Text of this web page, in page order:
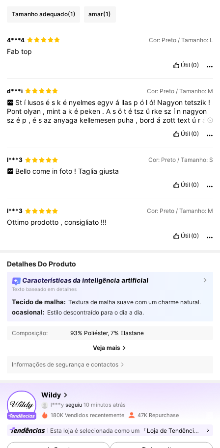
Tamanho adequado(1) amar(1)
4***4 Cor: Preto / Tamanho: L
Fabtop
Útil (0)
d***i Cor: Preto / Tamanho: M
St í lusos é s k é nyelmes egyv á llas p ó l ó! Nagyon tetszik !
Pontolyan , minta ké peken .Asötétsz ü rkesz í n nagyon
szé p ,ésazanyaga kellemesen puha , bordá zotttext ú r áj
egyv
dekorat
gombok–ezekigazánkülönlegesséteszikeztazegyszer
alapdarabot .
az
alakhoz .Am átranajá nlom
mindenkinek!
képeken
Útil (0)
l***3 Cor: Preto / Tamanho: S
Bello come in foto ! Taglia giusta
Útil (0)
l***3 Cor: Preto / Tamanho: M
Ottimo prodotto ,consigliato !!!
Útil (0)
Detalhes Do Produto
Características da inteligência artificial
Texto baseado em detalhes
Tecido de malha: Textura de malha suave com um charme natural.
ocasional: Estilo descontraído para o dia a dia.
Composição: 93% Poliéster, 7% Elastane
Veja mais
Informações de segurança e contactos
Wildy
l***y seguiu
d***oestá a navegar
4,79
97K Seguidores
4,79 97K Seguidores
180K Vendidos recentemente 47K Repurchase
Esta loja é selecionada como um 「Loja de Tendências」